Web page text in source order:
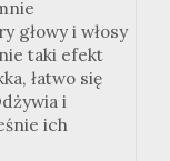
głowy i włosy
taki efekt
łatwo się
i
ich